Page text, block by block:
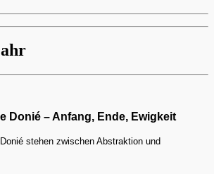
Donié – Anfang, Ende, Ewigkeit
stehen zwischen Abstraktion und